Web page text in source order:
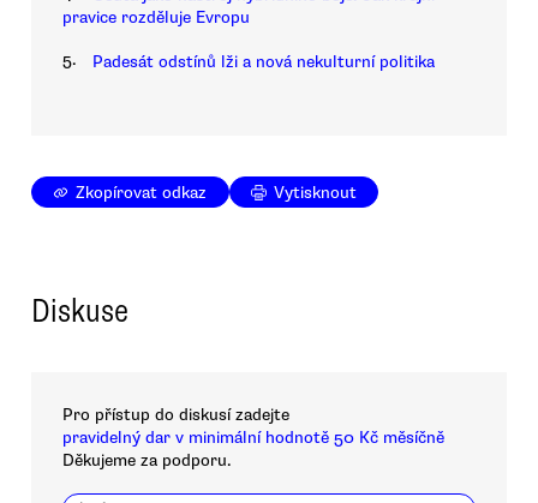
pravice rozděluje Evropu
5. Padesát odstínů lži a nová nekulturní politika
Zkopírovat odkaz Vytisknout
Diskuse
Pro přístup do diskusí zadejte
pravidelný dar v minimální hodnotě 50 Kč měsíčně
Děkujeme za podporu.